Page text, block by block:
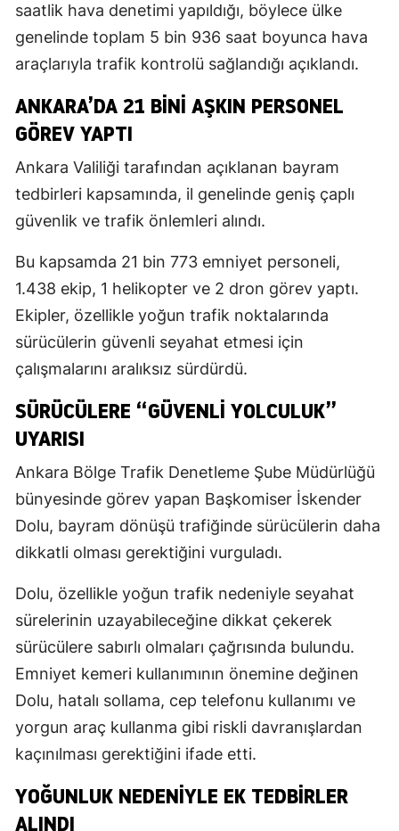
saatlik hava denetimi yapıldığı, böylece ülke
genelinde toplam 5 bin 936 saat boyunca hava
araçlarıyla trafik kontrolü sağlandığı açıklandı.
ANKARA’DA 21 BİNİ AŞKIN PERSONEL
GÖREV YAPTI
Ankara Valiliği tarafından açıklanan bayram
tedbirleri kapsamında, il genelinde geniş çaplı
güvenlik ve trafik önlemleri alındı.
Bu kapsamda 21 bin 773 emniyet personeli,
1.438 ekip, 1 helikopter ve 2 dron görev yaptı.
Ekipler, özellikle yoğun trafik noktalarında
sürücülerin güvenli seyahat etmesi için
çalışmalarını aralıksız sürdürdü.
SÜRÜCÜLERE “GÜVENLİ YOLCULUK”
UYARISI
Ankara Bölge Trafik Denetleme Şube Müdürlüğü
bünyesinde görev yapan Başkomiser İskender
Dolu, bayram dönüşü trafiğinde sürücülerin daha
dikkatli olması gerektiğini vurguladı.
Dolu, özellikle yoğun trafik nedeniyle seyahat
sürelerinin uzayabileceğine dikkat çekerek
sürücülere sabırlı olmaları çağrısında bulundu.
Emniyet kemeri kullanımının önemine değinen
Dolu, hatalı sollama, cep telefonu kullanımı ve
yorgun araç kullanma gibi riskli davranışlardan
kaçınılması gerektiğini ifade etti.
YOĞUNLUK NEDENİYLE EK TEDBİRLER
ALINDI